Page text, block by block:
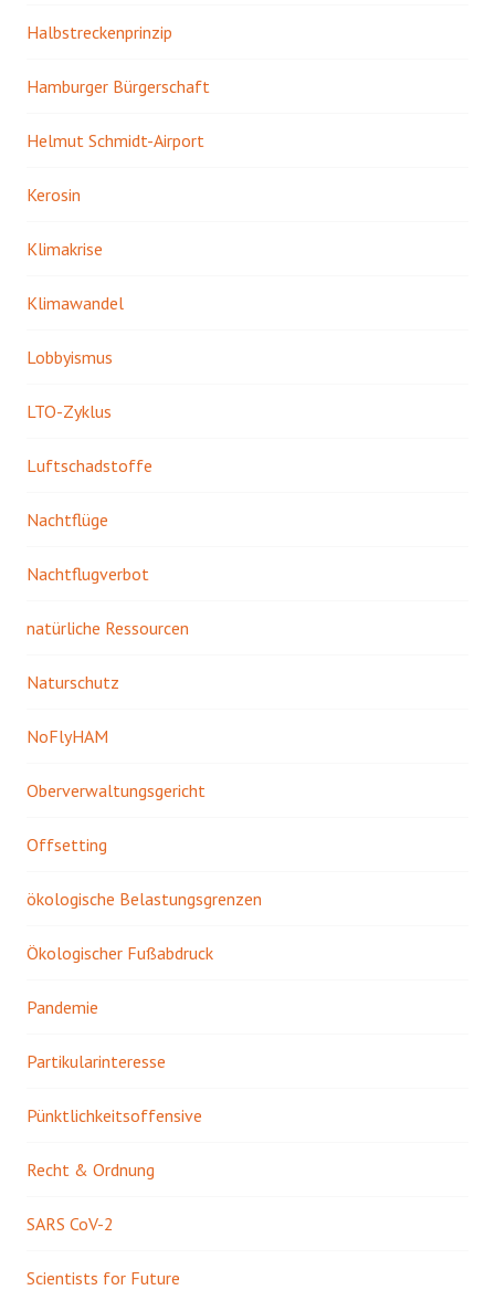
Halbstreckenprinzip
Hamburger Bürgerschaft
Helmut Schmidt-Airport
Kerosin
Klimakrise
Klimawandel
Lobbyismus
LTO-Zyklus
Luftschadstoffe
Nachtflüge
Nachtflugverbot
natürliche Ressourcen
Naturschutz
NoFlyHAM
Oberverwaltungsgericht
Offsetting
ökologische Belastungsgrenzen
Ökologischer Fußabdruck
Pandemie
Partikularinteresse
Pünktlichkeitsoffensive
Recht & Ordnung
SARS CoV-2
Scientists for Future